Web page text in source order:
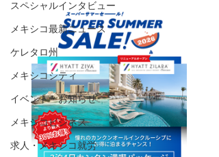
スペシャルインタビュー
メキシコ最新ニュース
ケレタロ州
メキシコシティ
イベント・お知らせ
メキシコビジネス
求人・メキシコ就労